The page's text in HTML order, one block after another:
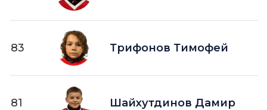
83 Трифонов Тимофей
81 Шайхутдинов Дамир